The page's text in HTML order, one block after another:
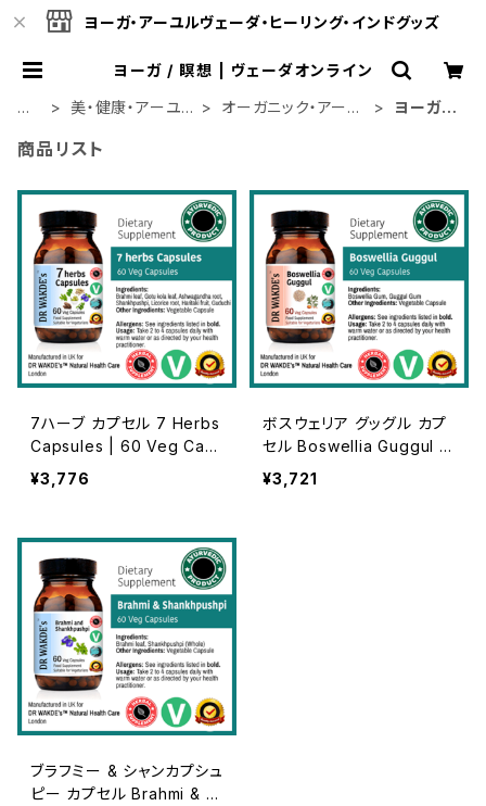
ヨーガ・アーユルヴェーダ・ヒーリング・インドグッズ
ヨーガ / 瞑想 | ヴェーダオンライン
ホ
ム
美・健康・アーユ
オーガニック・アーユ
ヨーガ /
商品リスト
7ハーブ カプセル 7 Herbs
Capsules | 60 Veg Cap
s | For Healthy Mind An
d Sleep | Adaptogenic
¥3,776
ボスウェリア グッグル カプ
セル Boswellia Guggul C
apsules | 60 Veg Caps
| Joint Health Suppleme
¥3,721
ブラフミー & シャンカプシュ
ピー カプセル Brahmi & S